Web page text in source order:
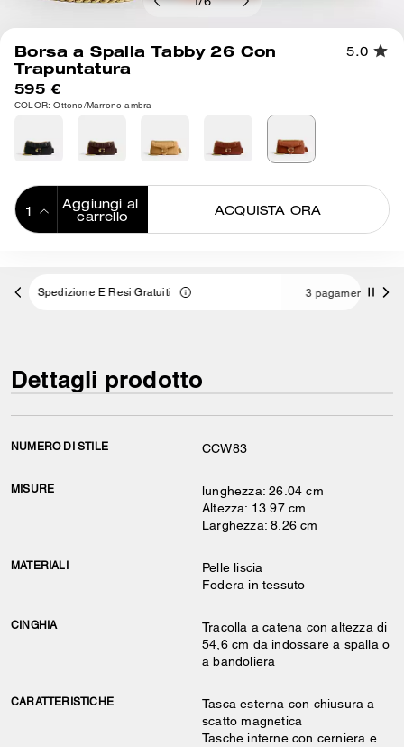
1/6
Borsa a Spalla Tabby 26 Con
Trapuntatura
5.0
595 €
COLOR: Ottone/Marrone ambra
Aggiungi al
carrello
ACQUISTA ORA
3 pagamenti da 198,33 € a interessi 0% con
Dettagli prodotto
NUMERO DI STILE CCW83
MISURE
lunghezza: 26.04 cm
Altezza: 13.97 cm
Larghezza: 8.26 cm
MATERIALI
Pelle liscia
Fodera in tessuto
CINGHIA
Tracolla a catena con altezza di
54,6 cm da indossare a spalla o
a bandoliera
CARATTERISTICHE
Tasca esterna con chiusura a
scatto magnetica
Tasche interne con cerniera e